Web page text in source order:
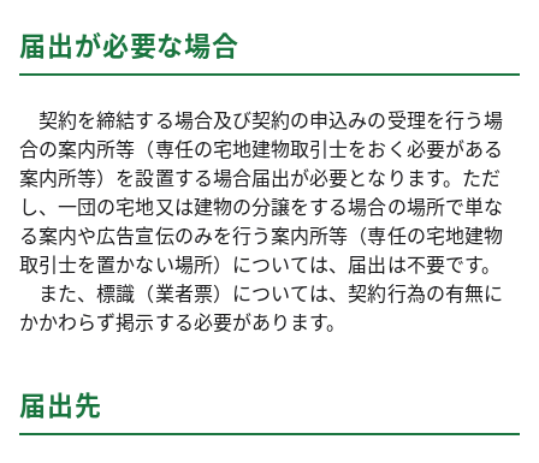
届出が必要な場合
契約を締結する場合及び契約の申込みの受理を行う場
合の案内所等（専任の宅地建物取引士をおく必要がある
案内所等）を設置する場合届出が必要となります。ただ
し、一団の宅地又は建物の分譲をする場合の場所で単な
る案内や広告宣伝のみを行う案内所等（専任の宅地建物
取引士を置かない場所）については、届出は不要です。
また、標識（業者票）については、契約行為の有無に
かかわらず掲示する必要があります。
届出先